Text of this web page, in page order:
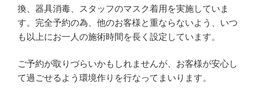
換、器具消毒、スタッフのマスク着用を実施していま
す。完全予約の為、他のお客様と重ならないよう、いつ
も以上にお一人の施術時間を長く設定しています。
ご予約が取りづらいかもしれませんが、お客様が安心し
て過ごせるよう環境作りを行なってまいります。